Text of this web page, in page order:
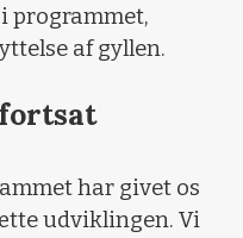
programmet,
af gyllen.
har givet os
udviklingen. Vi